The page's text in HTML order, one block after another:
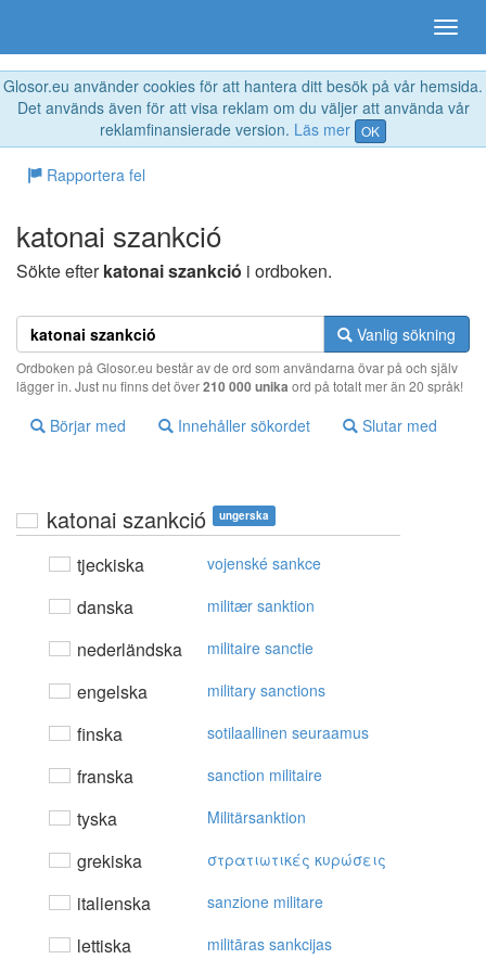
Glosor.eu använder cookies för att hantera ditt besök på vår hemsida.
Det används även för att visa reklam om du väljer att använda vår
reklamfinansierade version. Läs mer OK
Rapportera fel
katonai szankció
Sökte efterkatonai szankció i ordboken.
Vanlig sökning
Ordboken på Glosor.eu består av de ord som användarna övar på och själv
lägger in. Just nu finns det över210 000 unika ord på totalt mer än 20 språk!
Börjar med Innehåller sökordet Slutar med
katonai szankció ungerska
tjeckiska vojenské sankce
danska militær sanktion
nederländska militaire sanctie
engelska military sanctions
finska sotilaallinen seuraamus
franska sanction militaire
tyska Militärsanktion
grekiska στρατιωτικές κυρώσεις
italienska sanzione militare
lettiska militāras sankcijas